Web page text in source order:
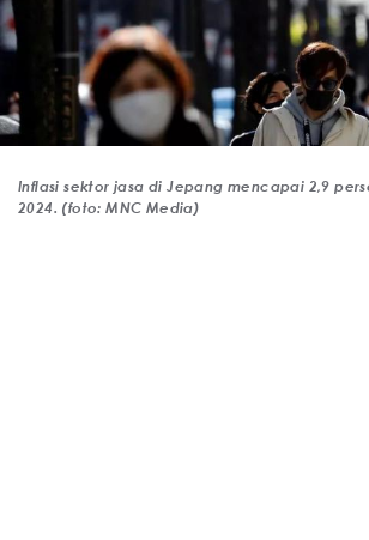
Inflasi sektor jasa di Jepang mencapai 2,9
2024. (foto: MNC Media)